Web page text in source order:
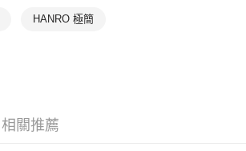
HANRO 極簡
相關推薦